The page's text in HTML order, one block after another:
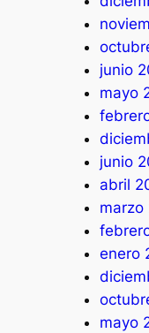
junio
mayo
junio
abril
marzo
enero
mayo